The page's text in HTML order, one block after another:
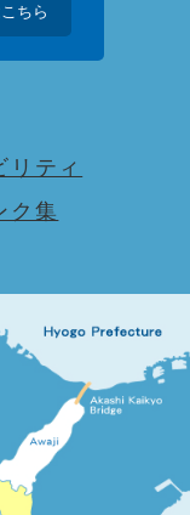
ちら
リティ
ク集